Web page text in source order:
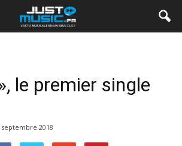
le premier single
septembre 2018